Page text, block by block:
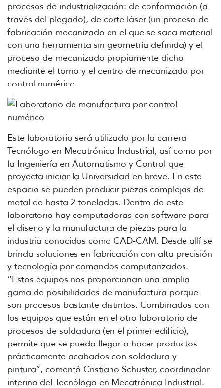
procesos de industrialización: de conformación (a
través del plegado), de corte láser (un proceso de
fabricación mecanizado en el que se saca material
con una herramienta sin geometría definida) y el
proceso de mecanizado propiamente dicho
mediante el torno y el centro de mecanizado por
control numérico.
Este laboratorio será utilizado por la carrera
Tecnólogo en Mecatrónica Industrial, así como por
la Ingeniería en Automatismo y Control que
proyecta iniciar la Universidad en breve. En este
espacio se pueden producir piezas complejas de
metal de hasta 2 toneladas. Dentro de este
laboratorio hay computadoras con software para
el diseño y la manufactura de piezas para la
industria conocidos como CAD-CAM. Desde allí se
brinda soluciones en fabricación con alta precisión
y tecnología por comandos computarizados.
“Estos equipos nos proporcionan una amplia
gama de posibilidades de manufactura porque
son procesos bastante distintos. Combinados con
los equipos que están en el otro laboratorio de
procesos de soldadura (en el primer edificio),
permite que se pueda llegar a hacer productos
prácticamente acabados con soldadura y
pintura”, comentó Cristiano Schuster, coordinador
interino del Tecnólogo en Mecatrónica Industrial.